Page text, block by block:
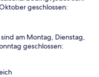
geschlossen:
am Montag, Dienstag,
geschlossen: